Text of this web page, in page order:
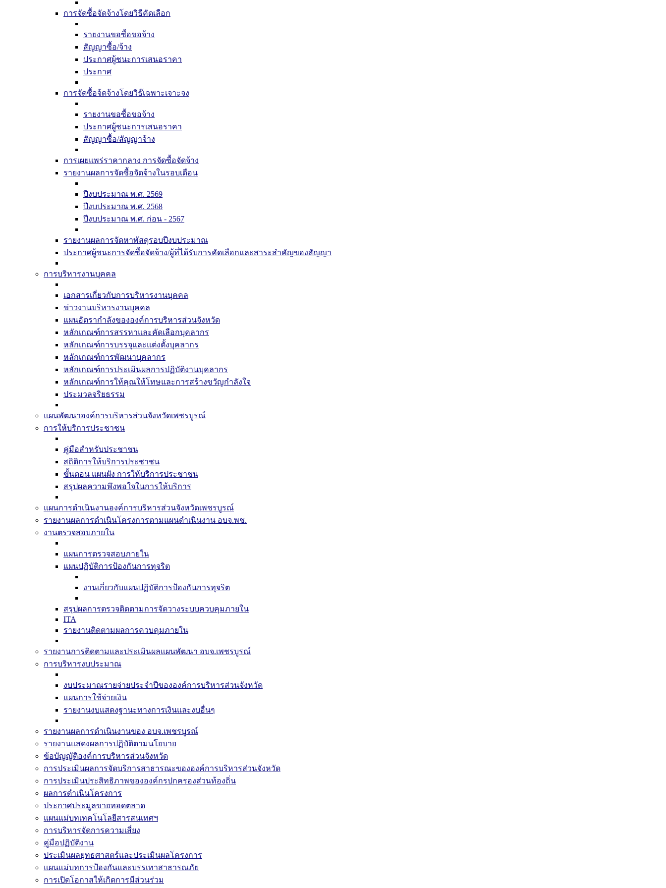
การจัดซื้อจัดจ้างโดยวิธีคัดเลือก
รายงานขอซื้อขอจ้าง
สัญญาซื้อ/จ้าง
ประกาศผู้ชนะการเสนอราคา
ประกาศ
การจัดซื้อจ้ดจ้างโดยวิธ๊เฉพาะเจาะจง
รายงานขอซื้อขอจ้าง
ประกาศผู้ชนะการเสนอราคา
สัญญาซื้อ/สัญญาจ้าง
การเผยแพร่ราคากลาง การจัดซื้อจัดจ้าง
รายงานผลการจัดซื้อจัดจ้างในรอบเดือน
ปีงบประมาณ พ.ศ. 2569
ปีงบประมาณ พ.ศ. 2568
ปีงบประมาณ พ.ศ. ก่อน - 2567
รายงานผลการจัดหาพัสดุรอบปีงบประมาณ
ประกาศผู้ชนะการจัดซื้อจัดจ้าง/ผู้ที่ได้รับการคัดเลือกและสาระสำคัญของสัญญา
การบริหารงานบุคคล
เอกสารเกี่ยวกับการบริหารงานบุคคล
ข่าวงานบริหารงานบุคคล
แผนอัตรากำลังขององค์การบริหารส่วนจังหวัด
หลักเกณฑ์การสรรหาและคัดเลือกบุคลากร
หลักเกณฑ์การบรรจุและแต่งตั้งบุคลากร
หลักเกณฑ์การพัฒนาบุคลากร
หลักเกณฑ์การประเมินผลการปฏิบัติงานบุคลากร
หลักเกณฑ์การให้คุณให้โทษและการสร้างขวัญกำลังใจ
ประมวลจริยธรรม
แผนพัฒนาองค์การบริหารส่วนจังหวัดเพชรบูรณ์
การให้บริการประชาชน
คู่มือสำหรับประชาชน
สถิติการให้บริการประชาชน
ขั้นตอน แผนผัง การให้บริการประชาชน
สรุปผลความพึงพอใจในการให้บริการ
แผนการดำเนินงานองค์การบริหารส่วนจังหวัดเพชรบูรณ์
รายงานผลการดำเนินโครงการตามแผนดำเนินงาน อบจ.พช.
งานตรวจสอบภายใน
แผนการตรวจสอบภายใน
แผนปฏิบัติการป้องกันการทุจริต
งานเกี่ยวกับแผนปฏิบัติการป้องกันการทุจริต
สรุปผลการตรวจติดตามการจัดวางระบบควบคุมภายใน
ITA
รายงานติดตามผลการควบคุมภายใน
รายงานการติดตามและประเมินผลแผนพัฒนา อบจ.เพชรบูรณ์
การบริหารงบประมาณ
งบประมาณรายจ่ายประจำปีขององค์การบริหารส่วนจังหวัด
แผนการใช้จ่ายเงิน
รายงานงบแสดงฐานะทางการเงินและงบอื่นๆ
รายงานผลการดำเนินงานของ อบจ.เพชรบูรณ์
รายงานแสดงผลการปฏิบัติตามนโยบาย
ข้อบัญญัติองค์การบริหารส่วนจังหวัด
การประเมินผลการจัดบริการสาธารณะขององค์การบริหารส่วนจังหวัด
การประเมินประสิทธิภาพขององค์กรปกครองส่วนท้องถิ่น
ผลการดำเนินโครงการ
ประกาศประมูลขายทอดตลาด
แผนแม่บทเทคโนโลยีสารสนเทศฯ
การบริหารจัดการความเสี่ยง
คู่มือปฏิบัติงาน
ประเมินผลยุทธศาสตร์และประเมินผลโครงการ
แผนแม่บทการป้องกันและบรรเทาสาธารณภัย
การเปิดโอกาสให้เกิดการมีส่วนร่วม